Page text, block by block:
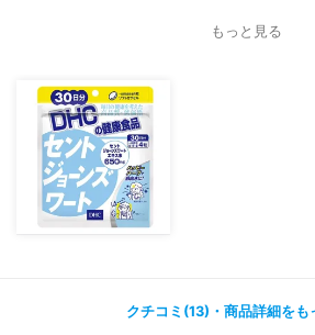
もっと見る
クチコミ(13)・商品詳細をも